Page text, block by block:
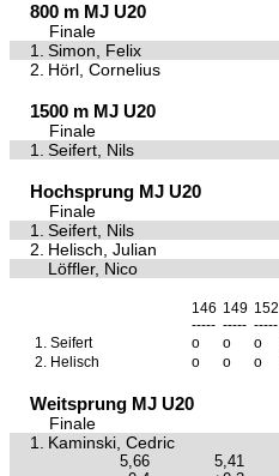
800 m MJ U20
Finale
1.
Simon, Felix
2. Hörl, Cornelius
1500 m MJ U20
Finale
1.
Seifert, Nils
Hochsprung MJ U20
Finale
1.
Seifert, Nils
2. Helisch, Julian
Löffler, Nico
146 149 152
----- ----- -----
1. Seifert o o o
2. Helisch o o o
Weitsprung MJ U20
Finale
1.
Kaminski, Cedric
5,66
5,41